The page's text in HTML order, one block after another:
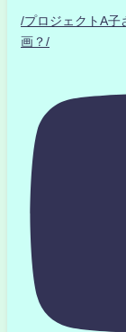
/プロジェクトA
画？/